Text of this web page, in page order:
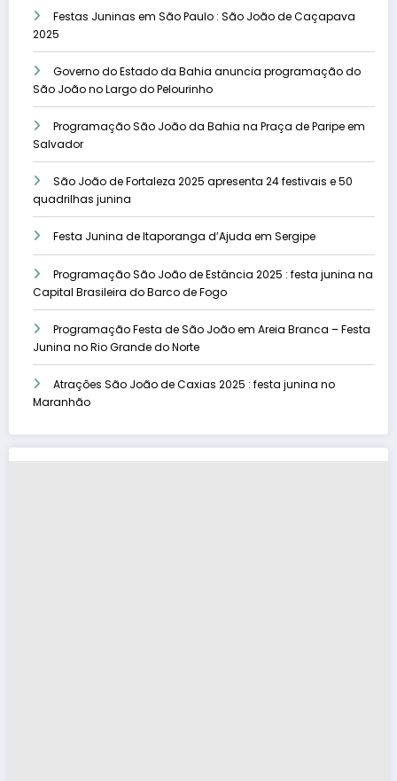
Festas Juninas em São Paulo : São João de Caçapava
2025
Governo do Estado da Bahia anuncia programação do
São João no Largo do Pelourinho
Programação São João da Bahia na Praça de Paripe em
Salvador
São João de Fortaleza 2025 apresenta 24 festivais e 50
quadrilhas junina
Festa Junina de Itaporanga d’Ajuda em Sergipe
Programação São João de Estância 2025 : festa junina na
Capital Brasileira do Barco de Fogo
Programação Festa de São João em Areia Branca – Festa
Junina no Rio Grande do Norte
Atrações São João de Caxias 2025 : festa junina no
Maranhão